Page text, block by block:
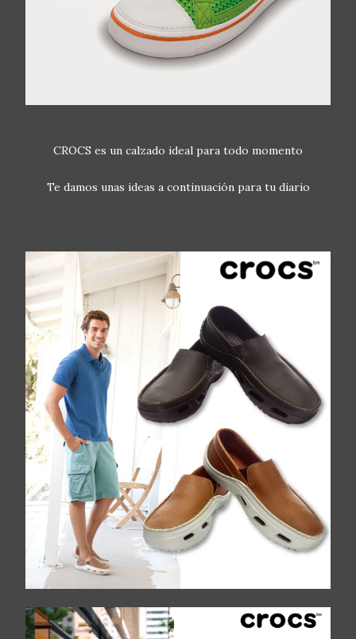
CROCS es un calzado ideal para todo momento
Te damos unas ideas a continuación para tu diario